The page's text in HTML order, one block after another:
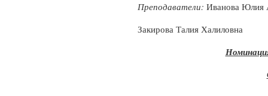
Преподаватели: Иванова Юлия
Закирова Талия Халиловна